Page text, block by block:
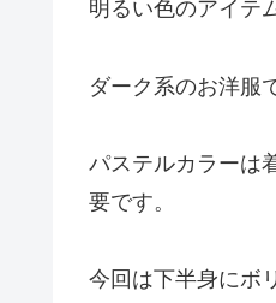
明るい色のアイテ
ダーク系のお洋服
パステルカラーは
要です。
今回は下半身にボ